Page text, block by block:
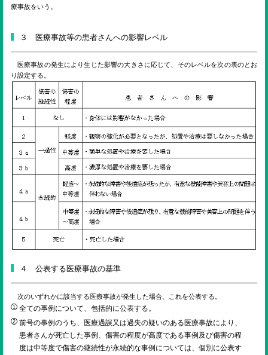
療事故をいう。
３ 医療事故等の患者さんへの影響レベル
医療事故の発生により生じた影響の大きさに応じて、そのレベルを次の表のとお
り設定する。
４ 公表する医療事故の基準
次のいずれかに該当する医療事故が発生した場合、これを公表する。
全ての事例について、包括的に公表する。
前号の事例のうち、医療過誤又は過失の疑いのある医療事故により、
患者さんが死亡した事例、傷害の程度が高度である事例及び傷害の程
度は中等度で傷害の継続性が永続的な事例については、個別に公表す